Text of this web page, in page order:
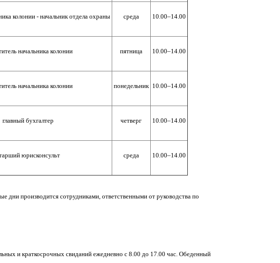
колонии - начальник отдела охраны среда 10.00–14.00
начальника колонии пятница 10.00–14.00
начальника колонии понедельник 10.00–14.00
главный бухгалтер четверг 10.00–14.00
юрисконсульт среда 10.00–14.00
производится сотрудниками, ответственными от руководства по
и краткосрочных свиданий ежедневно с 8.00 до 17.00 час. Обеденный